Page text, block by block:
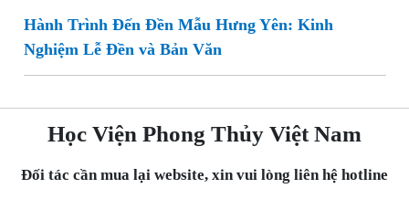
Hành Trình Đến Đền Mẫu Hưng Yên: Kinh
Nghiệm Lễ Đền và Bản Văn
Học Viện Phong Thủy Việt Nam
Đối tác cần mua lại website, xin vui lòng liên hệ hotline